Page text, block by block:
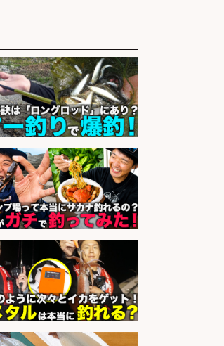
督」/釣り好き歓迎/残
者歓迎
水産株式会社
sponsored by 求人ボックス
用品の「製品開発設
ス株式会社
sponsored by 求人ボックス
候補/飲食業界向け
魚ぽち」/東証グロース
社フーディソン
sponsored by 求人ボックス